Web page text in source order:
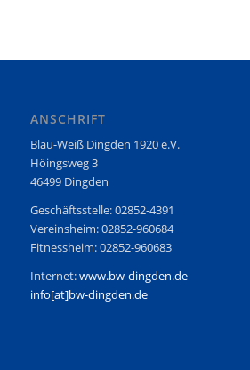
ANSCHRIFT
Blau-Weiß Dingden 1920 e.V.
Höingsweg 3
46499 Dingden
Geschäftsstelle: 02852-4391
Vereinsheim: 02852-960684
Fitnessheim: 02852-960683
Internet:www.bw-dingden.de
info[at]bw-dingden.de